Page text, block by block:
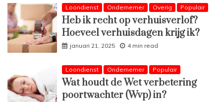
Loondienst Ondernemer Overig Populair
Heb ik recht op verhuisverlof?
Hoeveel verhuisdagen krijg ik?
januari 21, 2025 4 min read
Loondienst Ondernemer Populair
Wat houdt de Wet verbetering
poortwachter (Wvp) in?